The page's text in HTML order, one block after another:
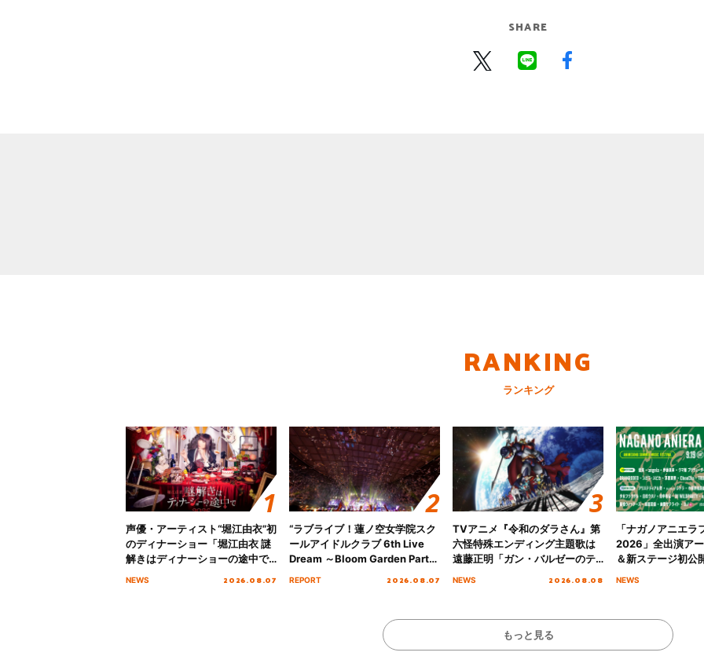
SHARE
RANKING
ランキング
声優・アーティスト“堀江由衣”初
のディナーショー「堀江由衣 謎
解きはディナーショーの途中で
NEWS 2026.08.07
“ラブライブ！蓮ノ空女学院スク
ールアイドルクラブ 6th Live
Dream ～Bloom Garden Party
REPORT 2026.08.07
TVアニメ『令和のダラさん』第
六怪特殊エンディング主題歌は
遠藤正明「ガン・バルゼーのテ
NEWS 2026.08.08
「ナガノアニエラ
2026」全出演ア
＆新ステージ初公
NEWS
もっと見る